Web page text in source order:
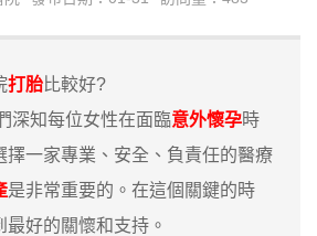
打胎比較好?
知每位女性在面臨意外懷孕時
擇一家專業、安全、負責任的醫療
是非常重要的。在這個關鍵的時
好的關懷和支持。